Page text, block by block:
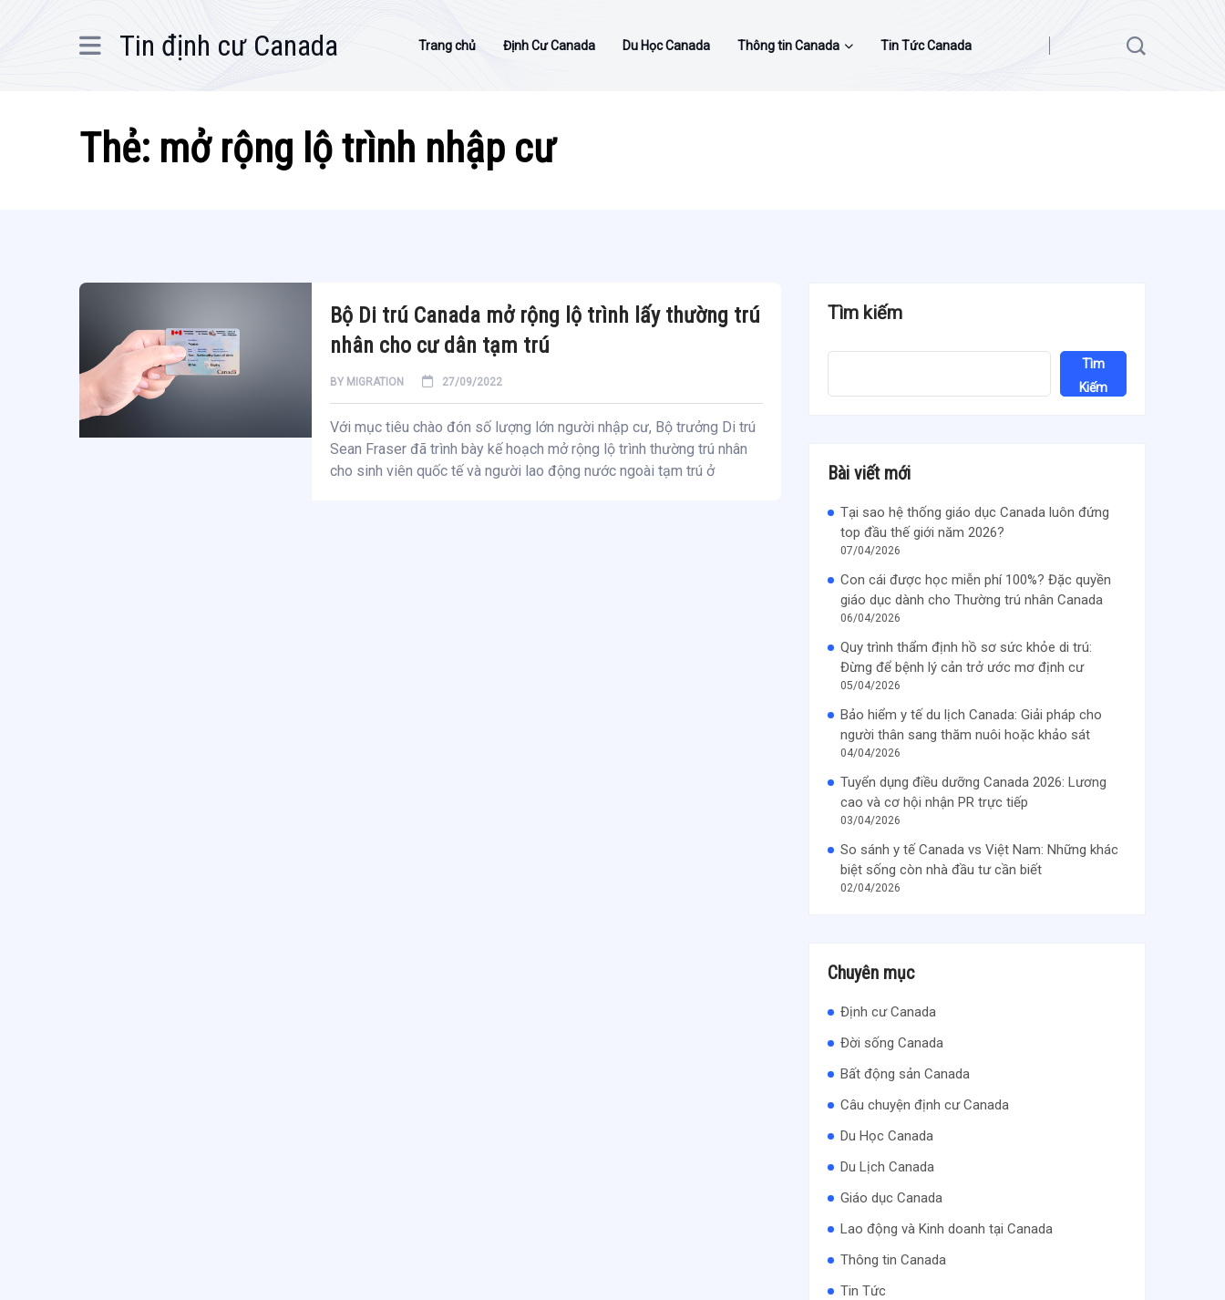
Tin định cư Canada Trang chủ Định Cư Canada Du Học Canada Thông tin Canada Tin Tức Canada
Thẻ: mở rộng lộ trình nhập cư
Bộ Di trú Canada mở rộng lộ trình lấy thường trú
nhân cho cư dân tạm trú
BY MIGRATION 27/09/2022
Với mục tiêu chào đón số lượng lớn người nhập cư, Bộ trưởng Di trú
Sean Fraser đã trình bày kế hoạch mở rộng lộ trình thường trú nhân
cho sinh viên quốc tế và người lao động nước ngoài tạm trú ở
Tìm kiếm
Tìm
Kiếm
Bài viết mới
Tại sao hệ thống giáo dục Canada luôn đứng
top đầu thế giới năm 2026?
07/04/2026
Con cái được học miễn phí 100%? Đặc quyền
giáo dục dành cho Thường trú nhân Canada
06/04/2026
Quy trình thẩm định hồ sơ sức khỏe di trú:
Đừng để bệnh lý cản trở ước mơ định cư
05/04/2026
Bảo hiểm y tế du lịch Canada: Giải pháp cho
người thân sang thăm nuôi hoặc khảo sát
04/04/2026
Tuyển dụng điều dưỡng Canada 2026: Lương
cao và cơ hội nhận PR trực tiếp
03/04/2026
So sánh y tế Canada vs Việt Nam: Những khác
biệt sống còn nhà đầu tư cần biết
02/04/2026
Chuyên mục
Định cư Canada
Đời sống Canada
Bất động sản Canada
Câu chuyện định cư Canada
Du Học Canada
Du Lịch Canada
Giáo dục Canada
Lao động và Kinh doanh tại Canada
Thông tin Canada
Tin Tức